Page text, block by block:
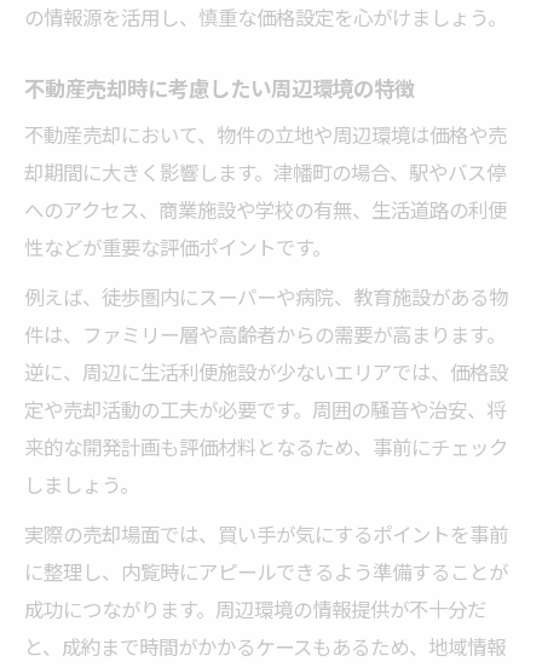
の情報源を活用し、慎重な価格設定を心がけましょう。
不動産売却時に考慮したい周辺環境の特徴
不動産売却において、物件の立地や周辺環境は価格や売
却期間に大きく影響します。津幡町の場合、駅やバス停
へのアクセス、商業施設や学校の有無、生活道路の利便
性などが重要な評価ポイントです。
例えば、徒歩圏内にスーパーや病院、教育施設がある物
件は、ファミリー層や高齢者からの需要が高まります。
逆に、周辺に生活利便施設が少ないエリアでは、価格設
定や売却活動の工夫が必要です。周囲の騒音や治安、将
来的な開発計画も評価材料となるため、事前にチェック
しましょう。
実際の売却場面では、買い手が気にするポイントを事前
に整理し、内覧時にアピールできるよう準備することが
成功につながります。周辺環境の情報提供が不十分だ
と、成約まで時間がかかるケースもあるため、地域情報